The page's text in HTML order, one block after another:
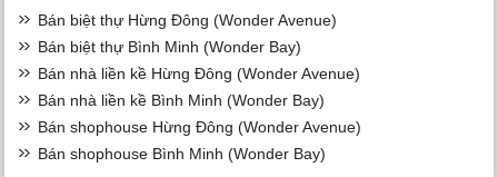
Bán biệt thự Hừng Đông (Wonder Avenue)
Bán biệt thự Bình Minh (Wonder Bay)
Bán nhà liền kề Hừng Đông (Wonder Avenue)
Bán nhà liền kề Bình Minh (Wonder Bay)
Bán shophouse Hừng Đông (Wonder Avenue)
Bán shophouse Bình Minh (Wonder Bay)